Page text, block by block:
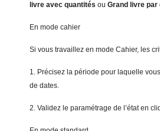
livre avec quantités ou Grand livre par
En mode cahier
Si vous travaillez en mode Cahier, les
1. Précisez la période pour laquelle
de dates.
2. Validez le paramétrage de l’état en